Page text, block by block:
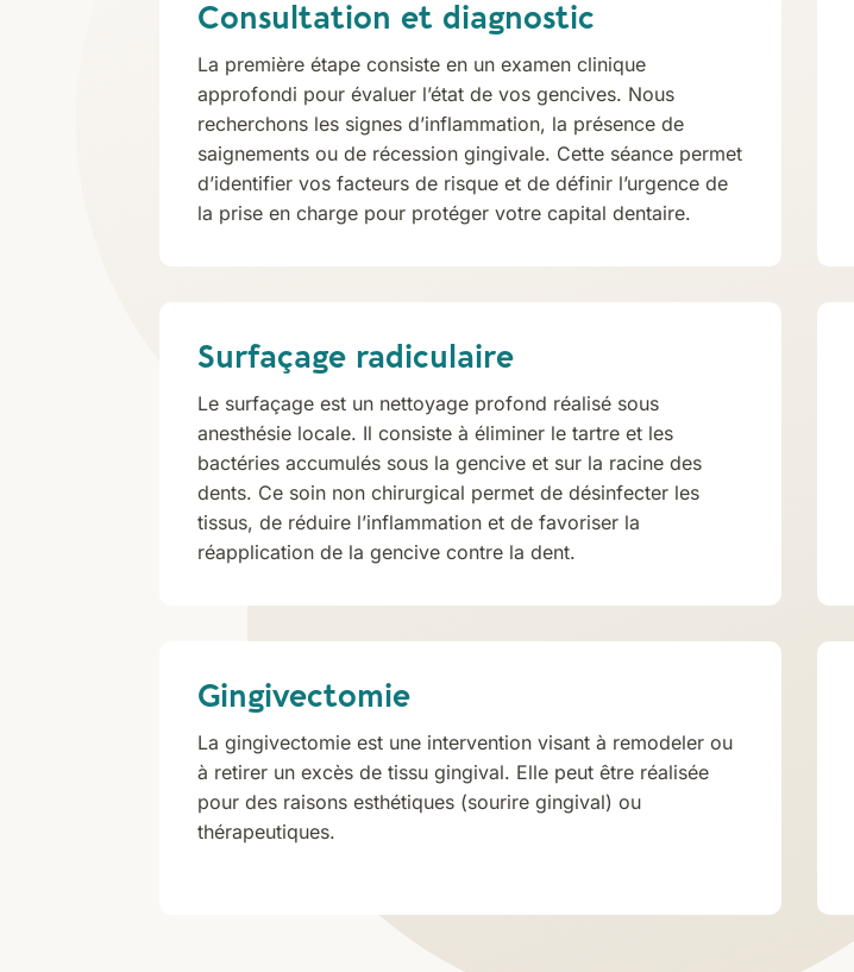
Consultation et diagnostic
La première étape consiste en un examen clinique
approfondi pour évaluer l’état de vos gencives. Nous
recherchons les signes d’inflammation, la présence de
saignements ou de récession gingivale. Cette séance permet
d’identifier vos facteurs de risque et de définir l’urgence de
la prise en charge pour protéger votre capital dentaire.
Surfaçage radiculaire
Le surfaçage est un nettoyage profond réalisé sous
anesthésie locale. Il consiste à éliminer le tartre et les
bactéries accumulés sous la gencive et sur la racine des
dents. Ce soin non chirurgical permet de désinfecter les
tissus, de réduire l’inflammation et de favoriser la
réapplication de la gencive contre la dent.
Gingivectomie
La gingivectomie est une intervention visant à remodeler ou
à retirer un excès de tissu gingival. Elle peut être réalisée
pour des raisons esthétiques (sourire gingival) ou
thérapeutiques.